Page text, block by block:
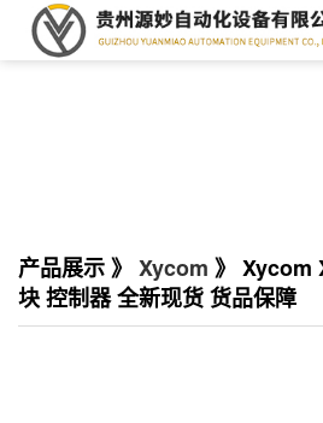
产品展示 》 Xycom 》 Xycom
块 控制器 全新现货 货品保障